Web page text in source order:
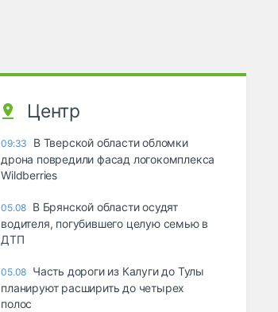
Центр
09:33
В Тверской области обломки
дрона повредили фасад логокомплекса
Wildberries
05.08 В Брянской области осудят
водителя, погубившего целую семью в
ДТП
05.08 Часть дороги из Калуги до Тулы
планируют расширить до четырех
полос